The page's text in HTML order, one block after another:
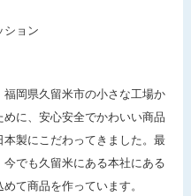
ション
岡県久留米市の小さな工場か
に、安心安全でかわいい商品
製にこだわってきました。最
でも久留米にある本社にある
て商品を作っています。